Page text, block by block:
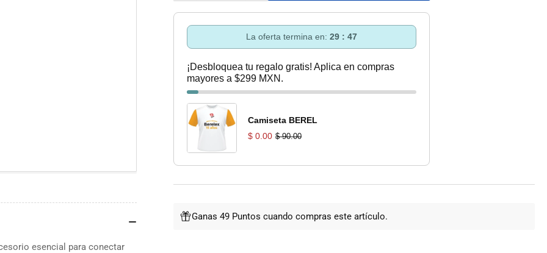
Adaptador
Insercion
Manguera
De
11/2&quot;
Pvc
Adaptador
Insercion
Manguera
De
11/2&quot;
La oferta termina en: 29 : 46
¡Desbloquea tu regalo gratis! Aplica en compras
mayores a $299 MXN.
Camiseta BEREL
$ 0.00 $ 90.00
Ganas 49 Puntos cuando compras este artículo.
esencial para conectar